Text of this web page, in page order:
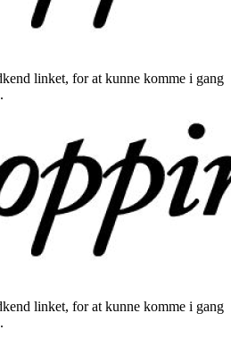
linket, for at kunne komme i gang
linket, for at kunne komme i gang